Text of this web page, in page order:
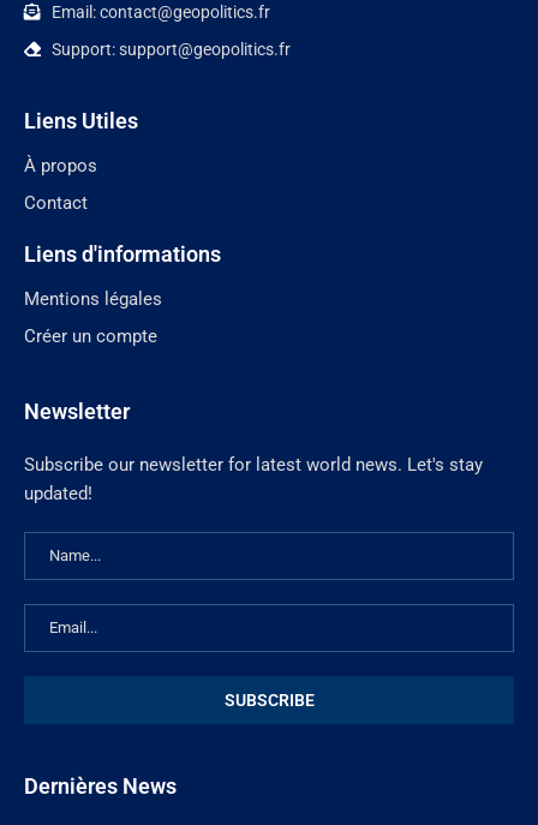
Email: contact@geopolitics.fr
Support: support@geopolitics.fr
Liens Utiles
À propos
Contact
Liens d'informations
Mentions légales
Créer un compte
Newsletter
Subscribe our newsletter for latest world news. Let's stay
updated!
Dernières News